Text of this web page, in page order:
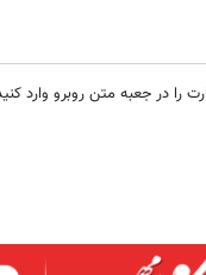
را در جعبه متن روبرو وارد